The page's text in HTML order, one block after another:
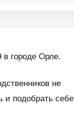
городе Орле.
не
и подобрать себе